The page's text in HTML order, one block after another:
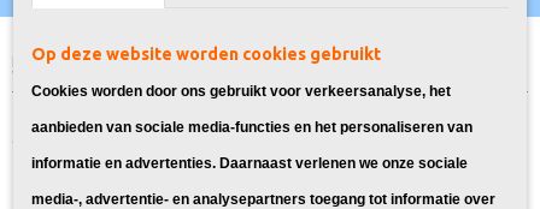
Home>Model Printer>301XL Inkt cartridges voor HP
voor HP Envy 4508
Alle inkt cartridges geschikt voor HP
Envy 4508:
Op deze website worden cookies gebruikt
Cookies worden door ons gebruikt voor verkeersanalyse, het
aanbieden van sociale media-functies en het personaliseren van
informatie en advertenties. Daarnaast verlenen we onze sociale
media-, advertentie- en analysepartners toegang tot informatie over